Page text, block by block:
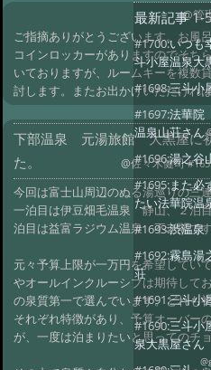
@管
ご指摘ありがとうございます。お風
コインロッカーがありますのでそち
いておりますが、ルームキーを複数
討します。またお出かけいただけれ
下部温泉 元湯旅館 大黒屋に
た。
@佐々木健司
今回は富士山周辺のぬる湯巡りの三連
一泊目は伊豆畑毛温泉 静山、２泊
泊目は益富ラジウム温泉 不老閣で
元々予算上限が一万円を希望してい
やオールインクルーシブは期待して
の泉質第一で選んでいます。どれも
それぞれ特徴があり、予算オーバー
が、一度は泊まりたいと思ってのチョ
最新記事1-
#1700:いつも
斗小屋温泉大
#1698:三斗小
#1697:法華院
温泉山荘さん
#1696:湯之谷
#1695:また必
たい法華院温
#1693:渋温泉
#1692:霧島湯
荘
#1691:三斗小
#1690:三斗小
泉大黒屋さ